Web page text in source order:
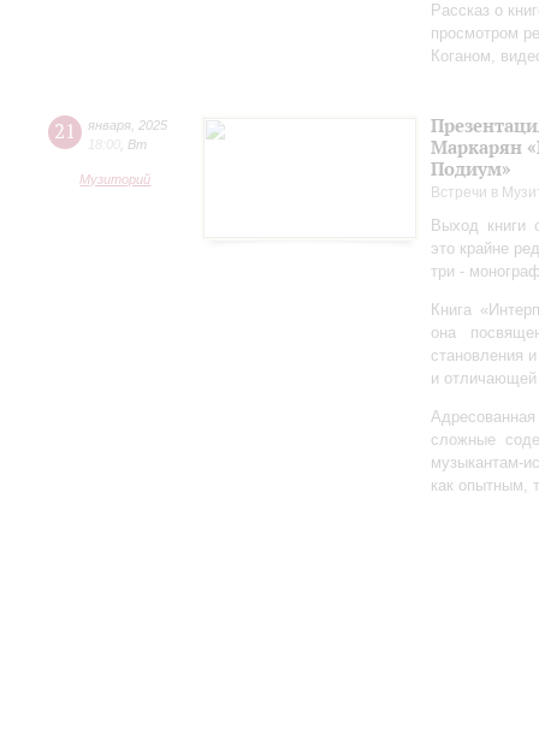
Рассказ о
просмотром
Коганом,
21 января 2025
18:00 Вт
Музиторий
Маркарян
Подиум»
Встречи в
Выход книги
это крайне
три -
Книга
она
становления
и отличающей
сложные
музыкантам-
как опытным,